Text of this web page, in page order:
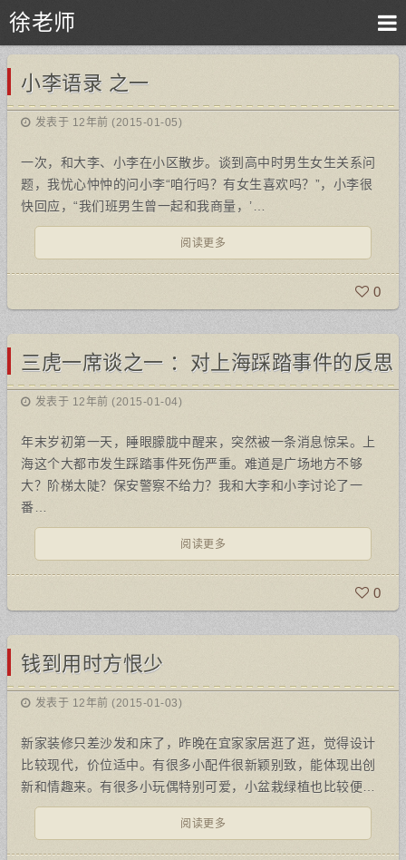
徐老师
小李语录 之一
发表于 12年前 (2015-01-05)
一次，和大李、小李在小区散步。谈到高中时男生女生关系问
题，我忧心忡忡的问小李“咱行吗？有女生喜欢吗？”，小李很
快回应，“我们班男生曾一起和我商量，’…
阅读更多
0
三虎一席谈之一 ：对上海踩踏事件的反思
发表于 12年前 (2015-01-04)
年末岁初第一天，睡眼朦胧中醒来，突然被一条消息惊呆。上
海这个大都市发生踩踏事件死伤严重。难道是广场地方不够
大？阶梯太陡？保安警察不给力？我和大李和小李讨论了一
番…
阅读更多
0
钱到用时方恨少
发表于 12年前 (2015-01-03)
新家装修只差沙发和床了，昨晚在宜家家居逛了逛，觉得设计
比较现代，价位适中。有很多小配件很新颖别致，能体现出创
新和情趣来。有很多小玩偶特别可爱，小盆栽绿植也比较便…
阅读更多